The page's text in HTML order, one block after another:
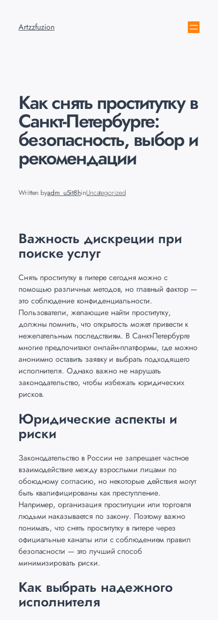
Artzzfuzion
Как снять проститутку в
Санкт-Петербурге:
безопасность, выбор и
рекомендации
Written byadm_u5it8hinUncategorized
Важность дискреции при
поиске услуг
Снять проститутку в питере сегодня можно с
помощью различных методов, но главный фактор —
это соблюдение конфиденциальности.
Пользователи, желающие найти проститутку,
должны помнить, что открытость может привести к
нежелательным последствиям. В Санкт-Петербурге
многие предпочитают онлайн-платформы, где можно
анонимно оставить заявку и выбрать подходящего
исполнителя. Однако важно не нарушать
законодательство, чтобы избежать юридических
рисков.
Юридические аспекты и
риски
Законодательство в России не запрещает частное
взаимодействие между взрослыми лицами по
обоюдному согласию, но некоторые действия могут
быть квалифицированы как преступление.
Например, организация проституции или торговля
людьми наказывается по закону. Поэтому важно
понимать, что снять проститутку в питере через
официальные каналы или с соблюдением правил
безопасности — это лучший способ
минимизировать риски.
Как выбрать надежного
исполнителя